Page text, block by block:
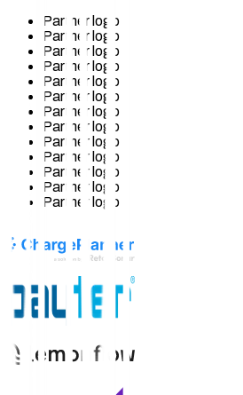
Partner logo
Partner logo
Partner logo
Partner logo
Partner logo
Partner logo
Partner logo
Partner logo
Partner logo
Partner logo
Partner logo
Partner logo
Partner logo